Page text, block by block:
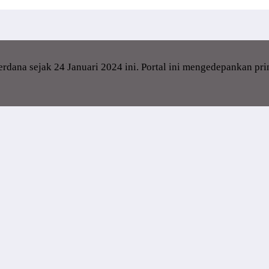
sejak 24 Januari 2024 ini. Portal ini mengedepankan